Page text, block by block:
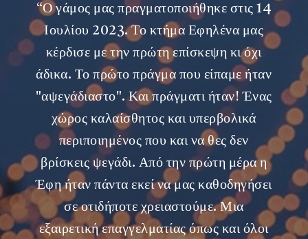
“Ο γάμος μας πραγματοποιήθηκε στις 14
Ιουλίου 2023. Το κτήμα Εφηλένα μας
κέρδισε με την πρώτη επίσκεψη κι όχι
άδικα. Το πρώτο πράγμα που είπαμε ήταν
"αψεγάδιαστο". Και πράγματι ήταν! Ένας
χώρος καλαίσθητος και υπερβολικά
περιποιημένος που και να θες δεν
βρίσκεις ψεγάδι. Από την πρώτη μέρα η
Έφη ήταν πάντα εκεί να μας καθοδηγήσει
σε οτιδήποτε χρειαστούμε. Μια
εξαιρετική επαγγελματίας όπως και όλοι